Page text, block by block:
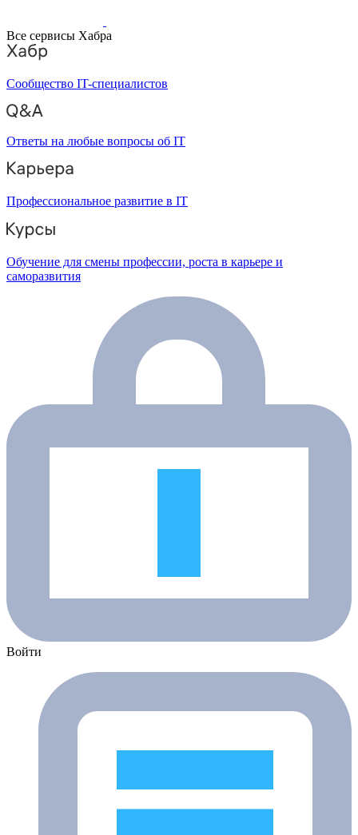
Все сервисы Хабра
Сообщество IT-специалистов
Ответы на любые вопросы об IT
Профессиональное развитие в IT
Обучение для смены профессии, роста в карьере и
саморазвития
Войти